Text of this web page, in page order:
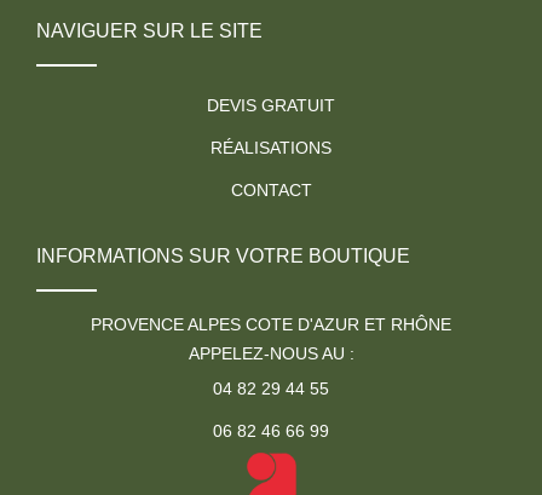
NAVIGUER SUR LE SITE
DEVIS GRATUIT
RÉALISATIONS
CONTACT
INFORMATIONS SUR VOTRE BOUTIQUE
PROVENCE ALPES COTE D'AZUR ET RHÔNE
APPELEZ-NOUS AU :
04 82 29 44 55
06 82 46 66 99